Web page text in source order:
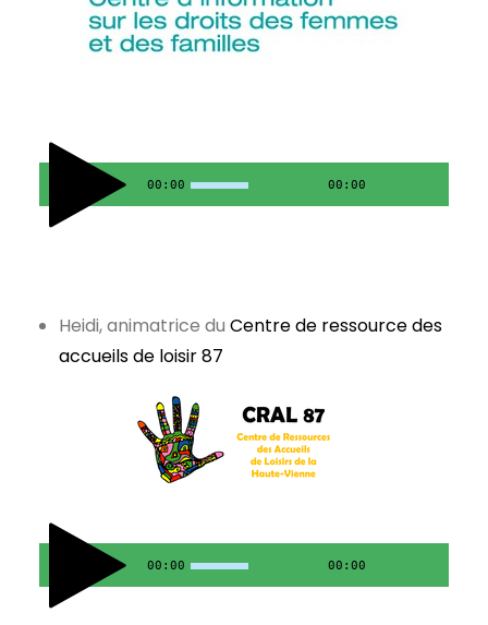
00:00 00:00
Heidi, animatrice du Centre de ressource des
accueils de loisir 87
00:00 00:00